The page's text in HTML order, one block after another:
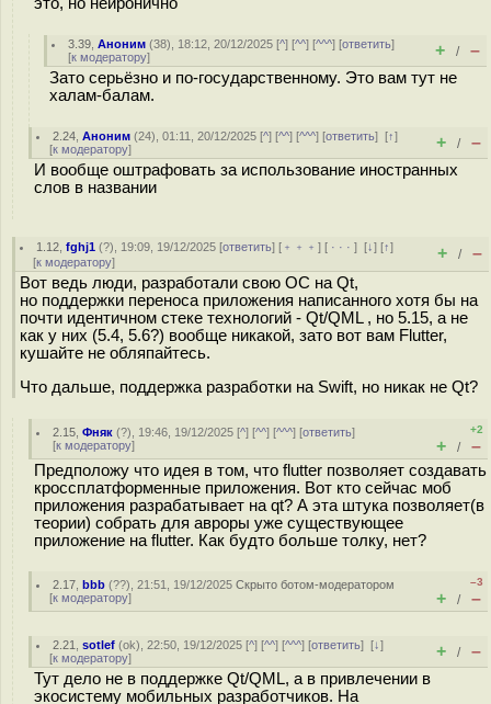
3.39 ,Аноним (38), 18:12, 20/12/2025 [^] [^^] [^^^] [ответить]
[к модератору] + / –
Зато серьёзно и по-государственному. Это вам тут не
халам-балам.
2.24 ,Аноним (24), 01:11, 20/12/2025 [^] [^^] [^^^] [ответить][↑]
[к модератору] + / –
И вообще оштрафовать за использование иностранных
слов в названии
1.12 ,fghj1 (?), 19:09, 19/12/2025 [ответить] [ ﹢﹢﹢] [ · · ·][↓] [↑]
[к модератору] + / –
Вот ведь люди, разработали свою ОС на Qt,
но поддержки переноса приложения написанного хотя бы на
почти идентичном стеке технологий - Qt/QML , но 5.15, а не
как у них (5.4, 5.6?) вообще никакой, зато вот вам Flutter,
кушайте не обляпайтесь.
Что дальше, поддержка разработки на Swift, но никак не Qt?
2.15 ,Фняк (?), 19:46, 19/12/2025 [^] [^^] [^^^] [ответить]
[к модератору]
+2
+ / –
Предположу что идея в том, что flutter позволяет создавать
кроссплатформенные приложения. Вот кто сейчас моб
приложения разрабатывает на qt? А эта штука позволяет(в
теории) собрать для авроры уже существующее
приложение на flutter. Как будто больше толку, нет?
2.17 ,bbb (??), 21:51, 19/12/2025Скрыто ботом-модератором
[к модератору]
–3
+ / –
2.21 ,sotlef (ok), 22:50, 19/12/2025 [^] [^^] [^^^] [ответить][↓]
[к модератору] + / –
Тут дело не в поддержке Qt/QML, а в привлечении в
экосистему мобильных разработчиков. На